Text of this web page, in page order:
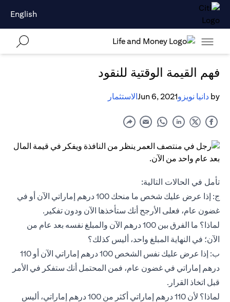
English
فهم القيمة الوقتية للنقود
by دانيا نويزوJun 6, 2021الاستثمار
تأمل في الحالات التالية:
ج: إذا عرض عليك شخص ما منحك 100 درهم إماراتي الآن أو في
غضون عام، فعلى الأرجح أنك ستأخذها الآن ودون تفكير.
لماذا؟ ما الفرق بين 100 درهم الآن والمبلغ نفسه بعد عام من
الآن؛ في النهاية المبلغ واحد، أليس كذلك؟
ب: إذا عرض عليك نفس الشخص 100 درهم إماراتي الآن أو 110
درهم إماراتي في غضون عام، فمن المحتمل أنك ستفكر في الأمر
قبل اتخاذ القرار.
لماذا؟ لأن 110 درهم إماراتي أكثر من 100 درهم إماراتي، أليس